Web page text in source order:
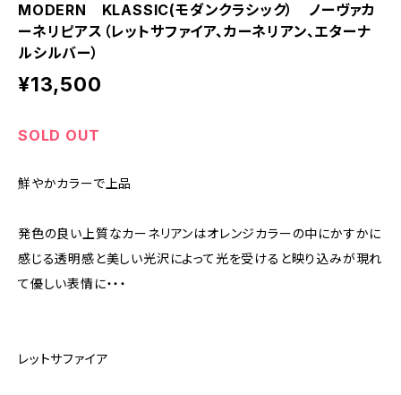
MODERN KLASSIC(モダンクラシック） ノーヴァカ
ーネリピアス（レットサファイア、カーネリアン、エターナ
ルシルバー）
¥13,500
SOLD OUT
鮮やかカラーで上品
発色の良い上質なカーネリアンはオレンジカラーの中にかすかに
感じる透明感と美しい光沢によって光を受けると映り込みが現れ
て優しい表情に・・・
レットサファイア